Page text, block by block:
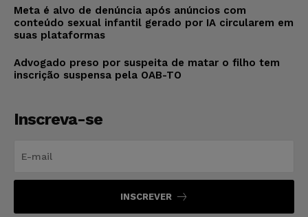
Meta é alvo de denúncia após anúncios com
conteúdo sexual infantil gerado por IA circularem em
suas plataformas
Advogado preso por suspeita de matar o filho tem
inscrição suspensa pela OAB-TO
Inscreva-se
INSCREVER